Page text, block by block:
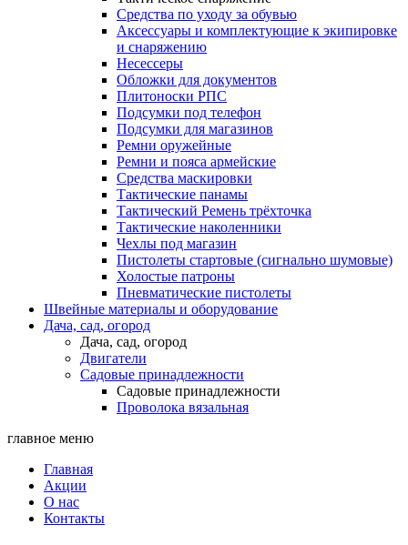
Средства по уходу за обувью
Аксессуары и комплектующие к экипировке
и снаряжению
Несессеры
Обложки для документов
Плитоноски РПС
Подсумки под телефон
Подсумки для магазинов
Ремни оружейные
Ремни и пояса армейские
Средства маскировки
Тактические панамы
Тактический Ремень трёхточка
Тактические наколенники
Чехлы под магазин
Пистолеты стартовые (сигнально шумовые)
Холостые патроны
Пневматические пистолеты
Швейные материалы и оборудование
Дача, сад, огород
Дача, сад, огород
Двигатели
Садовые принадлежности
Садовые принадлежности
Проволока вязальная
главное меню
Главная
Акции
О нас
Контакты